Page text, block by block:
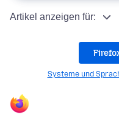
Artikel anzeigen für:
Systeme und